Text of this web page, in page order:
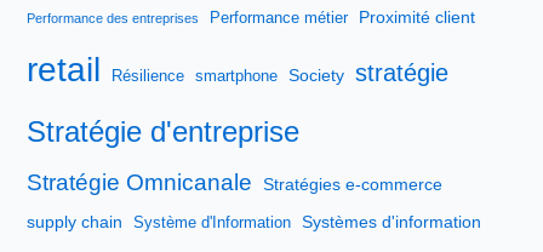
Performance des entreprises Performance métier Proximité client
retail Résilience smartphone Society stratégie
Stratégie d'entreprise
Stratégie Omnicanale
Stratégies e-commerce
supply chain
Système d'Information Systèmes d'information